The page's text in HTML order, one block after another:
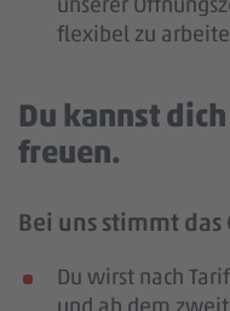
flexibel zu
Du kannst
freuen.
Bei uns stimmt das
Du wirst nach